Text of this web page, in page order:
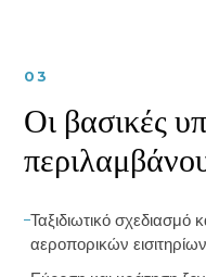
03
Οι βασικές
Ταξιδιωτικό σχεδιασμό
αεροπορικών